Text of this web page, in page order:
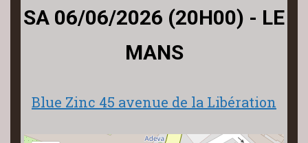
SA 06/06/2026 (20H00) - LE
MANS
Blue Zinc 45 avenue de la Libération